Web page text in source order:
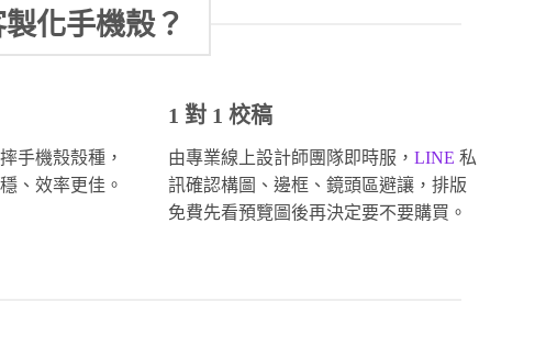
化手機殼？
手機殼殼種，
、效率更佳。
1 對 1 校稿
由專業線上設計師團隊即時服， LINE 私
訊確認構圖、邊框、鏡頭區避讓，排版
免費先看預覽圖後再決定要不要購買。